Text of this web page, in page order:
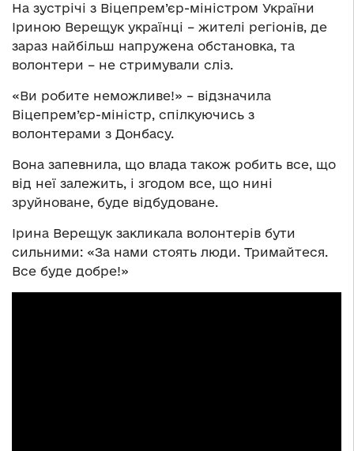
На зустрічі з Віцепрем’єр-міністром України
Іриною Верещук українці – жителі регіонів, де
зараз найбільш напружена обстановка, та
волонтери – не стримували сліз.
«Ви робите неможливе!» – відзначила
Віцепрем’єр-міністр, спілкуючись з
волонтерами з Донбасу.
Вона запевнила, що влада також робить все, що
від неї залежить, і згодом все, що нині
зруйноване, буде відбудоване.
Ірина Верещук закликала волонтерів бути
сильними: «За нами стоять люди. Тримайтеся.
Все буде добре!»